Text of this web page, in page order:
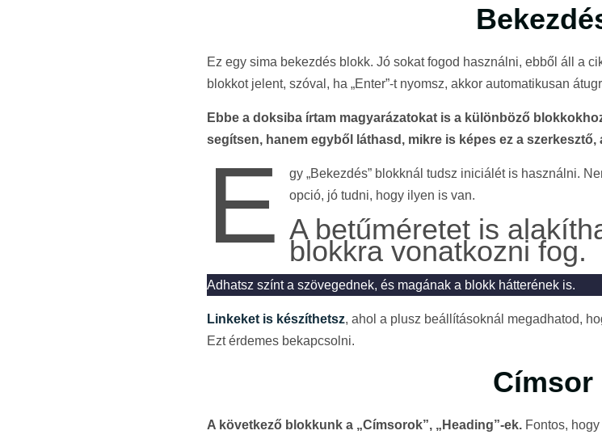
Ez egy sima bekezdés blokk. Jó sokat fogod használni, ebből áll a
blokkot jelent, szóval, ha „Enter”-t nyomsz, akkor automatikusan
Ebbe a doksiba írtam magyarázatokat is a különböző
segítsen, hanem egyből láthasd, mikre is képes ez a
E
gy „Bekezdés” blokknál tudsz iniciálét is használni.
opció, jó tudni, hogy ilyen is van.
A betűméretet is
blokkra vonatkozni fog.
Adhatsz színt a szövegednek, és magának a blokk hátterének is.
Linkeket is készíthetsz, ahol a plusz beállításoknál megadhatod,
Ezt érdemes bekapcsolni.
Címsor
A következő blokkunk a „Címsorok”, „Heading”-ek. Fontos,